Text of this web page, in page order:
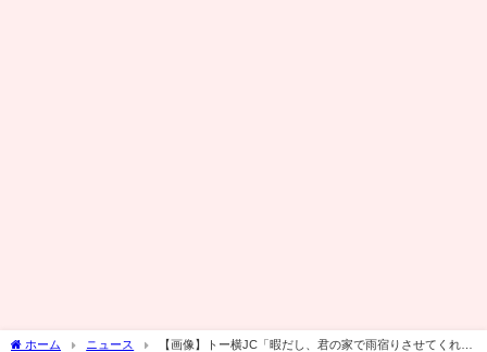
ホーム ニュース
【画像】トー横JC「暇だし、君の家で雨宿りさせてくれな